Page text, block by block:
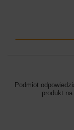
zasuwany i
plecaka jest
(na dole), szerokość
Podmiot
produkt